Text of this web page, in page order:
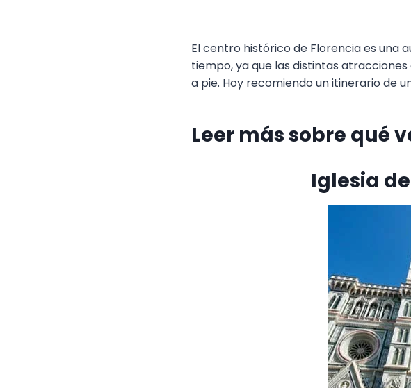
El centro histórico de Florencia es una
tiempo, ya que las distintas
a pie. Hoy recomiendo un itinerario de
Leer más sobre qué
Iglesia